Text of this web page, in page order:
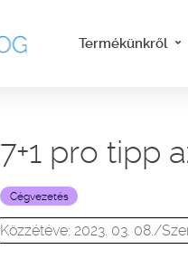
Termékünkről
7+1 pro tipp
Cégvezetés
Közzétéve: 2023. 03. 08./